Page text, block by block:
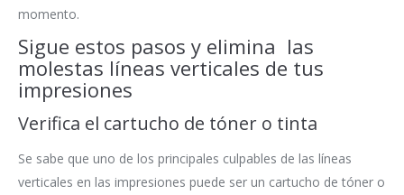
momento.
Sigue estos pasos y elimina las
molestas líneas verticales de tus
impresiones
Verifica el cartucho de tóner o tinta
Se sabe que uno de los principales culpables de las líneas
verticales en las impresiones puede ser un cartucho de tóner o